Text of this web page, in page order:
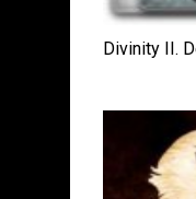
Divinity II.